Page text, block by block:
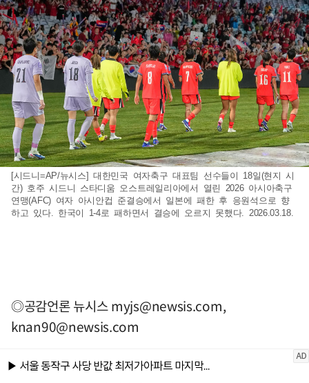
[시드니=AP/뉴시스] 대한민국 여자축구 대표팀 선수들이 18일(현지 시
간) 호주 시드니 스타디움 오스트레일리아에서 열린 2026 아시아축구
연맹(AFC) 여자 아시안컵 준결승에서 일본에 패한 후 응원석으로 향
하고 있다. 한국이 1-4로 패하면서 결승에 오르지 못했다. 2026.03.18.
◎공감언론 뉴시스myjs@newsis.com,
knan90@newsis.com